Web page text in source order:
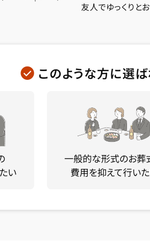
友人でゆっくりと
このような方に選
い
一般的な形式のお葬
費用を抑えて行い